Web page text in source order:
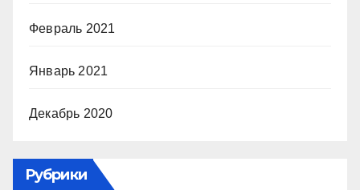
Февраль 2021
Январь 2021
Декабрь 2020
Рубрики